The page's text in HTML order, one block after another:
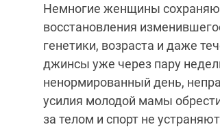
Немногие женщины
восстановления
генетики, возраста и даже
джинсы уже через пару
ненормированный день,
усилия молодой мамы
за телом и спорт не